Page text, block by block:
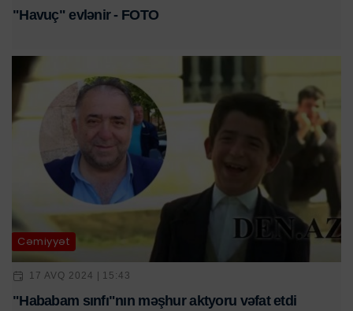
"Havuç" evlənir - FOTO
Cəmiyyət
17 AVQ 2024 | 15:43
"Hababam sınfı"nın məşhur aktyoru vəfat etdi